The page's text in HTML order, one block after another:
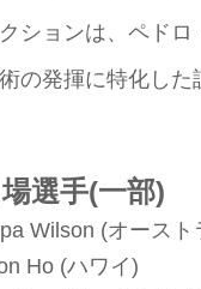
ションは、ペド
の発揮に特化した
選手(一部)
Wilson (オースト
Ho (ハワイ)